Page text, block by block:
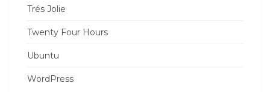
Trés Jolie
Twenty Four Hours
Ubuntu
WordPress